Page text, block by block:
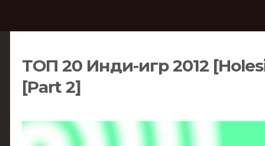
ТОП 20 Инди-игр 2012
[Part 2]